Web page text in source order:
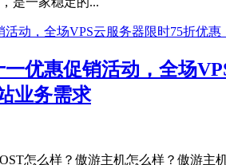
优惠促销活动，全场
业务需求
怎么样？傲游主机怎么样？傲游主